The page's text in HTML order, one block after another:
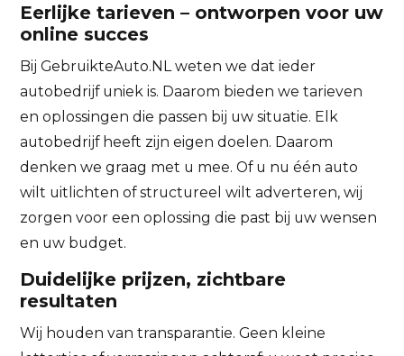
Eerlijke tarieven – ontworpen voor uw
online succes
Bij GebruikteAuto.NL weten we dat ieder
autobedrijf uniek is. Daarom bieden we tarieven
en oplossingen die passen bij uw situatie. Elk
autobedrijf heeft zijn eigen doelen. Daarom
denken we graag met u mee. Of u nu één auto
wilt uitlichten of structureel wilt adverteren, wij
zorgen voor een oplossing die past bij uw wensen
en uw budget.
Duidelijke prijzen, zichtbare
resultaten
Wij houden van transparantie. Geen kleine